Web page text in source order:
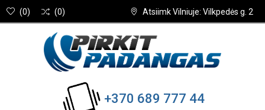
Atsiimk Vilniuje: Vilkpedės g. 2
(0) (0)
+370 689 777 44